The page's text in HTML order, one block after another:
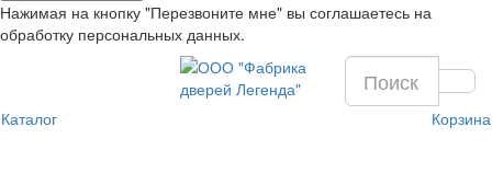
Нажимая на кнопку "Перезвоните мне" вы соглашаетесь на
обработку персональных данных.
Каталог Корзина